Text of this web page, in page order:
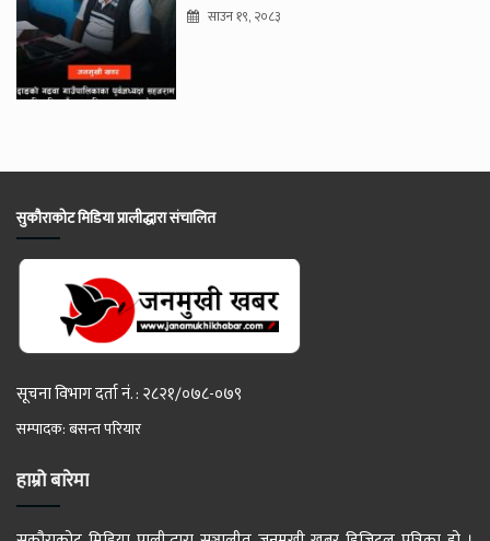
साउन १९, २०८३
सुकौराकोट मिडिया प्रालीद्धारा संचालित
सूचना विभाग दर्ता नं. : २८२१/०७८-०७९
सम्पादक: बसन्त परियार
हाम्रो बारेमा